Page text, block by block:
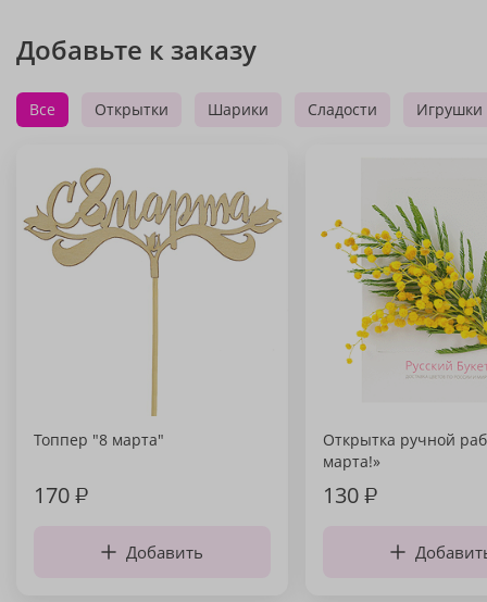
Добавьте к заказу
Все Открытки Шарики Сладости Игрушки
Топпер "8 марта"
170₽
Добавить
Открытка ручной
марта!»
130₽